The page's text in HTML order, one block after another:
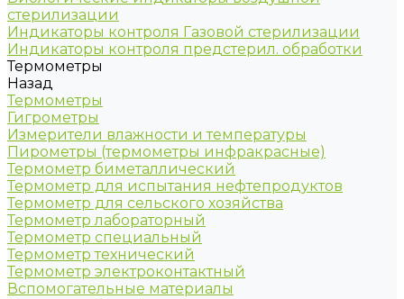
стерилизации
Индикаторы контроля Газовой стерилизации
Индикаторы контроля предстерил. обработки
Термометры
Назад
Термометры
Гигрометры
Измерители влажности и температуры
Пирометры (термометры инфракрасные)
Термометр биметаллический
Термометр для испытания нефтепродуктов
Термометр для сельского хозяйства
Термометр лабораторный
Термометр специальный
Термометр технический
Термометр электроконтактный
Вспомогательные материалы